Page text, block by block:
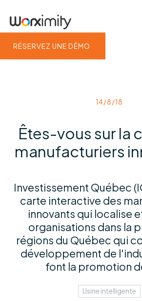
RÉSERVEZ UNE DÉMO
14/8/18
Êtes-vous sur la
manufacturiers
Investissement Québec
carte interactive des
innovants qui localise
organisations dans la
régions du Québec qui
développement de
font la promotion
Usine intelligente